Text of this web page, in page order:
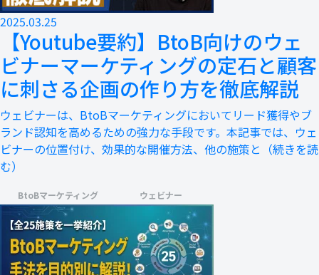
2025.03.25
【Youtube要約】BtoB向けのウェ
ビナーマーケティングの定石と顧客
に刺さる企画の作り方を徹底解説
ウェビナーは、BtoBマーケティングにおいてリード獲得やブ
ランド認知を高めるための強力な手段です。本記事では、ウェ
ビナーの位置付け、効果的な開催方法、他の施策と （続きを読
む）
BtoBマーケティング ウェビナー